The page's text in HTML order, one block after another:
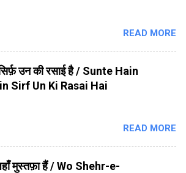
READ MORE
उन की रसाई है / Sunte Hain
Sirf Un Ki Rasai Hai
READ MORE
मुस्तफ़ा हैं / Wo Shehr-e-